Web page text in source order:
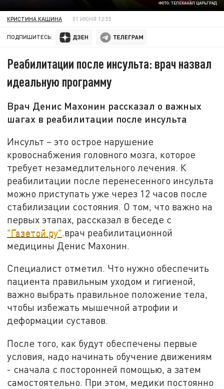
ФОТО: ТЕЛЕКАНАЛ ЦАРЬГРАД
КРИСТИНА КАШИНА 01 ИЮНЯ 12:55
ПОДПИШИТЕСЬ:
Реабилитации после инсульта: врач назвал
идеальную программу
Врач Денис Махонин рассказал о важных
шагах в реабилитации после инсульта
Инсульт – это острое нарушение
кровоснабжения головного мозга, которое
требует незамедлительного лечения. К
реабилитации после перенесенного инсульта
можно приступать уже через 12 часов после
стабилизации состояния. О том, что важно на
первых этапах, рассказал в беседе с
"Газетой.ру".врач реабилитационной
медицины Денис Махонин.
Специалист отметил. Что нужно обеспечить
пациента правильным уходом и гигиеной,
важно выбрать правильное положение тела,
чтобы избежать мышечной атрофии и
деформации суставов.
После того, как будут обеспечены первые
условия, надо начинать обучение движениям
- сначала с посторонней помощью, а затем
самостоятельно. При этом, медики постоянно